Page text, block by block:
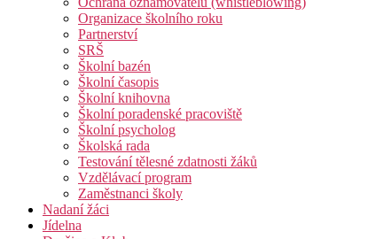
Organizace školního roku
Partnerství
SRŠ
Školní bazén
Školní časopis
Školní knihovna
Školní poradenské pracoviště
Školní psycholog
Školská rada
Testování tělesné zdatnosti žáků
Vzdělávací program
Zaměstnanci školy
Nadaní žáci
Jídelna